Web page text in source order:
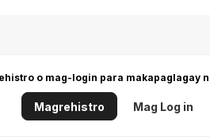
o mag-login para makapaglagay
Magrehistro Mag Log in